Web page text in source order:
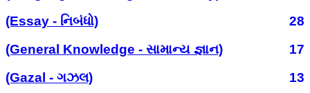
(Essay - નિબંધો)
28
(General Knowledge - સામાન્ય જ્ઞાન)
17
(Gazal - ગઝલ)
13